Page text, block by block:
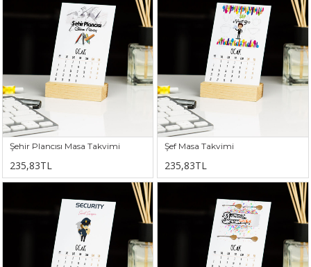
Şehir Plancısı Masa Takvimi
235,83TL
Şef Masa Takvimi
235,83TL